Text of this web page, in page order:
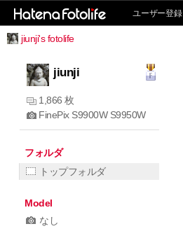
ユーザー登録
jiunji's fotolife
jiunji
1,866 枚
FinePix S9900W S9950W
フォルダ
トップフォルダ
Model
なし